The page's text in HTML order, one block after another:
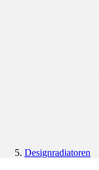
Designradiatoren